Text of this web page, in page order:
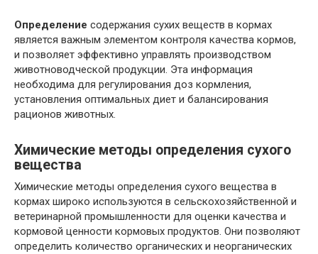
Определение содержания сухих веществ в кормах
является важным элементом контроля качества кормов,
и позволяет эффективно управлять производством
животноводческой продукции. Эта информация
необходима для регулирования доз кормления,
установления оптимальных диет и балансирования
рационов животных.
Химические методы определения сухого
вещества
Химические методы определения сухого вещества в
кормах широко используются в сельскохозяйственной и
ветеринарной промышленности для оценки качества и
кормовой ценности кормовых продуктов. Они позволяют
определить количество органических и неорганических